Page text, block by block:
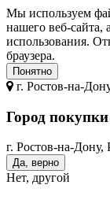
Мы используем
нашего веб-сайта,
использования.
браузера.
Понятно
г. Ростов-на-
Город покупки
г. Ростов-на-Дону,
Да, верно
Нет, другой